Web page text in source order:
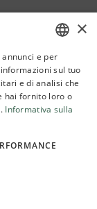
ITALIAN
ENGLISH
×
e per
sul tuo
e di analisi che
hai fornito loro o
Informativa sulla